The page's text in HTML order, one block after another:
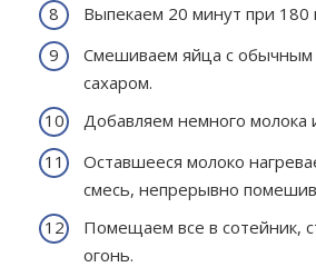
Выпекаем 20 минут при 180
Смешиваем яйца с обычным
сахаром.
Добавляем немного молока
Оставшееся молоко
смесь, непрерывно
Помещаем все в сотейник,
огонь.